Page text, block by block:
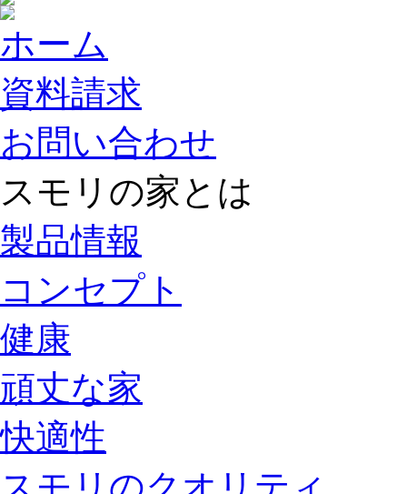
ホーム
資料請求
お問い合わせ
スモリの家とは
製品情報
コンセプト
健康
頑丈な家
快適性